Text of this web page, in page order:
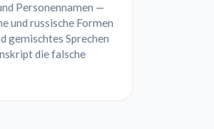
Personennamen —
und russische Formen
gemischtes Sprechen
die falsche